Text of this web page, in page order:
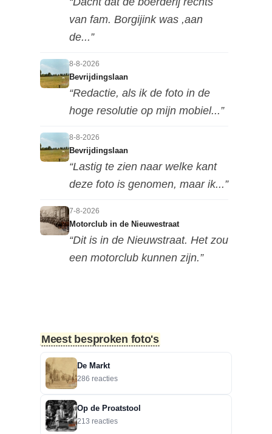
van fam. Borgijink was ,aan
de...”
8-8-2026
Bevrijdingslaan
“Redactie, als ik de foto in de
hoge resolutie op mijn mobiel...”
8-8-2026
Bevrijdingslaan
“Lastig te zien naar welke kant
deze foto is genomen, maar ik...”
7-8-2026
Motorclub in de Nieuwestraat
“Dit is in de Nieuwstraat. Het zou
een motorclub kunnen zijn.”
alleen binnen de grachte.”
5-8-2026
Zoekplaatjes uit Grolle: Brievenbus.
“Een gokje . Lichtenvoorseweg
90”
4-8-2026
Meest besproken foto's
De Markt
286 reacties
Op de Proatstool
213 reacties